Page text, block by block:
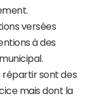
versées
à des
répartir sont des
mais dont la